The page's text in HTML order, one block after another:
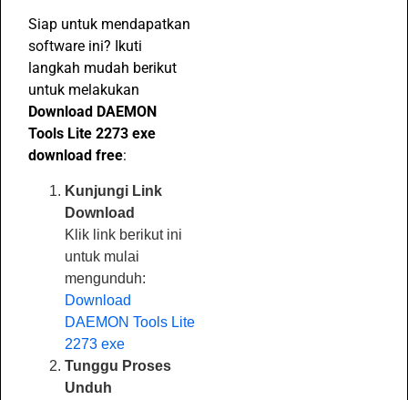
Siap untuk mendapatkan
software ini? Ikuti
langkah mudah berikut
untuk melakukan
Download DAEMON
Tools Lite 2273 exe
download free:
Kunjungi Link
Download
Klik link berikut ini
untuk mulai
mengunduh:
Download
DAEMON Tools Lite
2273 exe
Tunggu Proses
Unduh